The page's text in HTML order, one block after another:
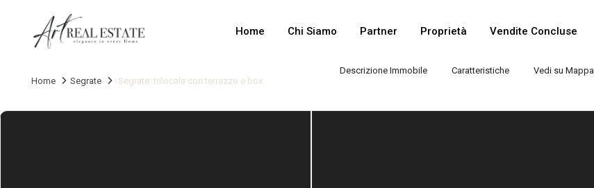
Home Chi Siamo Partner Proprietà Vendite Concluse
Home Segrate Segrate: trilocale con terrazzo e box
Descrizione Immobile Caratteristiche Vedi su Mappa